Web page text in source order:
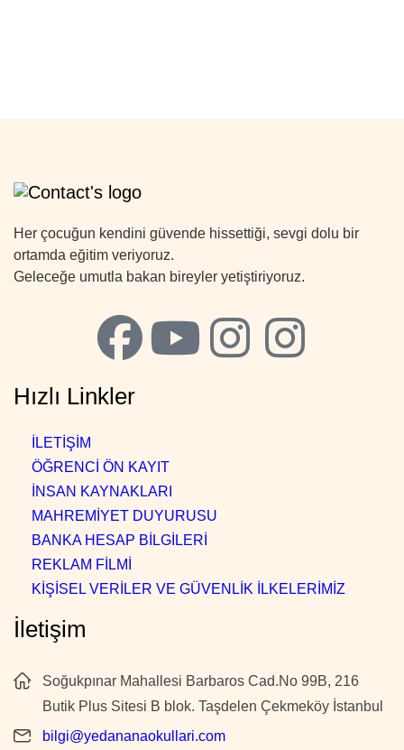
Her çocuğun kendini güvende hissettiği, sevgi dolu bir
ortamda eğitim veriyoruz.
Geleceğe umutla bakan bireyler yetiştiriyoruz.
Hızlı Linkler
İLETİŞİM
ÖĞRENCİ ÖN KAYIT
İNSAN KAYNAKLARI
MAHREMİYET DUYURUSU
BANKA HESAP BİLGİLERİ
REKLAM FİLMİ
KİŞİSEL VERİLER VE GÜVENLİK İLKELERİMİZ
İletişim
Soğukpınar Mahallesi Barbaros Cad.No 99B, 216
Butik Plus Sitesi B blok. Taşdelen Çekmeköy İstanbul
bilgi@yedananaokullari.com